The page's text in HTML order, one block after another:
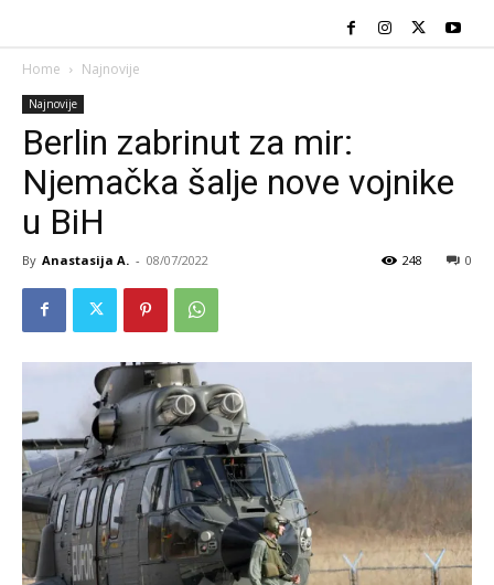
Home Najnovije
Najnovije
Berlin zabrinut za mir:
Njemačka šalje nove vojnike
u BiH
By Anastasija A. - 08/07/2022 0
248